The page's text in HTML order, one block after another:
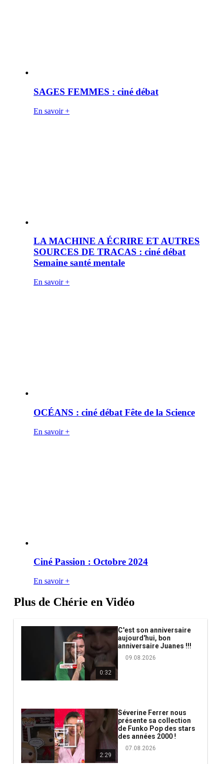
SAGES FEMMES : ciné débat
En savoir +
LA MACHINE A ÉCRIRE ET AUTRES
SOURCES DE TRACAS : ciné débat
Semaine santé mentale
En savoir +
OCÉANS : ciné débat Fête de la Science
En savoir +
Ciné Passion : Octobre 2024
En savoir +
Plus de Chérie en Vidéo
0:32
C'est son anniversaire
aujourd'hui, bon
anniversaire Juanes !!!
09.08.2026
2:29
Séverine Ferrer nous
présente sa collection
de Funko Pop des stars
des années 2000 !
07.08.2026